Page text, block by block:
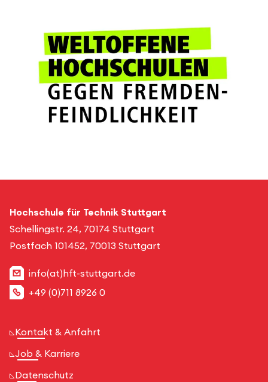
Hochschule für Technik Stuttgart
Schellingstr. 24, 70174 Stuttgart
Postfach 101452, 70013 Stuttgart
info(at)hft-stuttgart.de
+49 (0)711 8926 0
Kontakt & Anfahrt
Job & Karriere
Datenschutz